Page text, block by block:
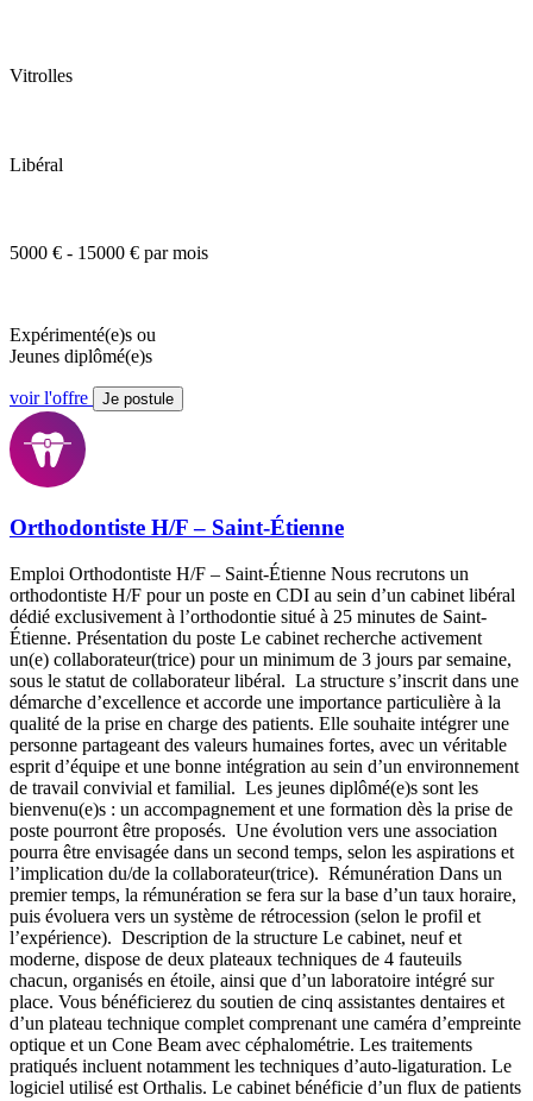
Vitrolles
Libéral
5000 € - 15000 € par mois
Expérimenté(e)s ou
Jeunes diplômé(e)s
voir l'offre Je postule
Orthodontiste H/F – Saint-Étienne
Emploi Orthodontiste H/F – Saint-Étienne Nous recrutons un
orthodontiste H/F pour un poste en CDI au sein d’un cabinet libéral
dédié exclusivement à l’orthodontie situé à 25 minutes de Saint-
Étienne. Présentation du poste Le cabinet recherche activement
un(e) collaborateur(trice) pour un minimum de 3 jours par semaine,
sous le statut de collaborateur libéral. La structure s’inscrit dans une
démarche d’excellence et accorde une importance particulière à la
qualité de la prise en charge des patients. Elle souhaite intégrer une
personne partageant des valeurs humaines fortes, avec un véritable
esprit d’équipe et une bonne intégration au sein d’un environnement
de travail convivial et familial. Les jeunes diplômé(e)s sont les
bienvenu(e)s : un accompagnement et une formation dès la prise de
poste pourront être proposés. Une évolution vers une association
pourra être envisagée dans un second temps, selon les aspirations et
l’implication du/de la collaborateur(trice). Rémunération Dans un
premier temps, la rémunération se fera sur la base d’un taux horaire,
puis évoluera vers un système de rétrocession (selon le profil et
l’expérience). Description de la structure Le cabinet, neuf et
moderne, dispose de deux plateaux techniques de 4 fauteuils
chacun, organisés en étoile, ainsi que d’un laboratoire intégré sur
place. Vous bénéficierez du soutien de cinq assistantes dentaires et
d’un plateau technique complet comprenant une caméra d’empreinte
optique et un Cone Beam avec céphalométrie. Les traitements
pratiqués incluent notamment les techniques d’auto-ligaturation. Le
logiciel utilisé est Orthalis. Le cabinet bénéficie d’un flux de patients